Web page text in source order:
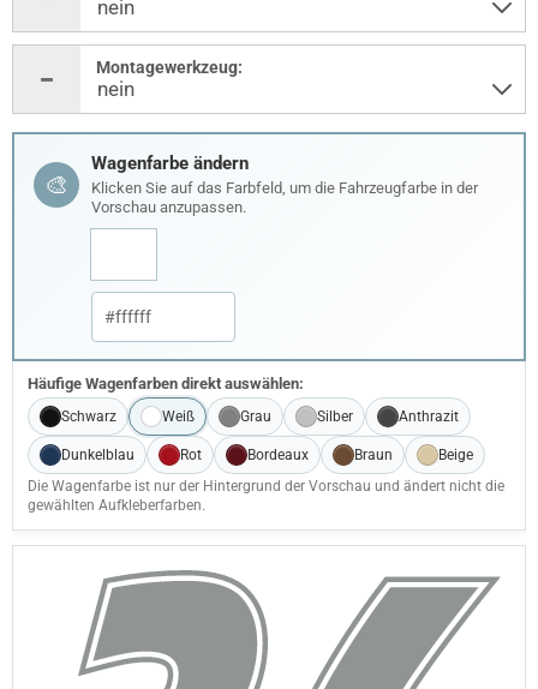
Montagewerkzeug:
🎨
Wagenfarbe ändern
Klicken Sie auf das Farbfeld, um die Fahrzeugfarbe in der
Vorschau anzupassen.
Häufige Wagenfarben direkt auswählen:
Schwarz Weiß Grau Silber Anthrazit
Dunkelblau Rot Bordeaux Braun
Beige
Die Wagenfarbe ist nur der Hintergrund der Vorschau und ändert nicht die
gewählten Aufkleberfarben.